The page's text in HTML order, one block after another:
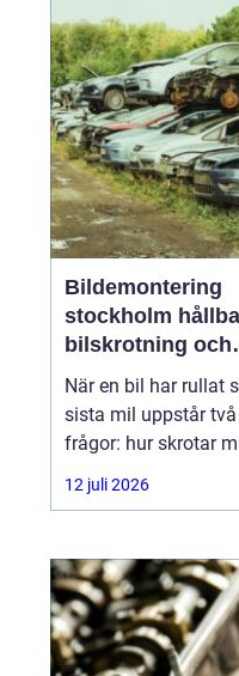
snabbt och
bjuda på både regn
hetta, behöver
ha koll på lagar, vä...
Bildemontering
stockholm hållbar
bilskrotning och
smart
När en bil har rullat
sista mil uppstår två
frågor: hur skrotar
den på ett korrekt sätt,
och hur tar man
fortfarande
storstadsområdet
Stockholm har
av
12 juli 2026